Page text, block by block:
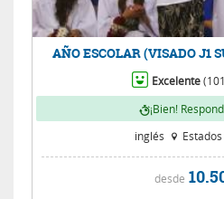
AÑO ESCOLAR (VISADO J1
Excelente
¡Bien!
inglés
desde